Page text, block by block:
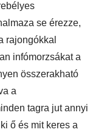
se érezze,
rajongókkal
infómorzsákat a
összerakható
a
tagra jut annyi
ő és mit keres a